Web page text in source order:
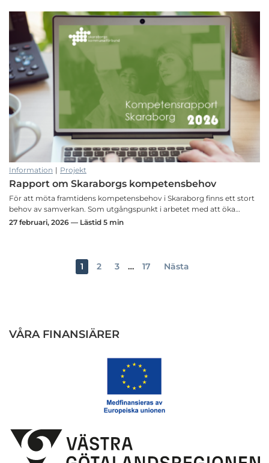
Information | Projekt
Rapport om Skaraborgs kompetensbehov
För att möta framtidens kompetensbehov i Skaraborg finns ett stort
behov av samverkan. Som utgångspunkt i arbetet med att öka…
27 februari, 2026 — Lästid 5 min
1 2 3 … 17 Nästa
VÅRA FINANSIÄRER